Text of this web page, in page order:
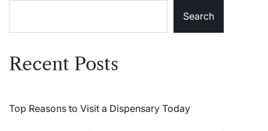
Search
Recent Posts
Top Reasons to Visit a Dispensary Today